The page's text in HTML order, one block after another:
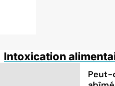
Intoxication
Peut-